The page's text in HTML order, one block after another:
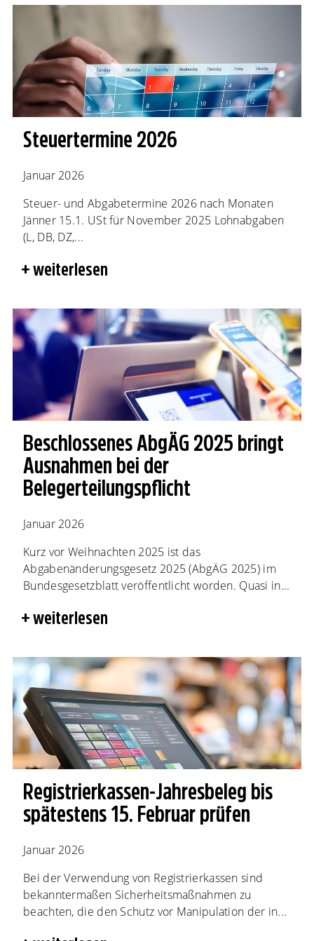
Steuertermine 2026
Januar 2026
Steuer- und Abgabetermine 2026 nach Monaten
Jänner 15.1. USt für November 2025 Lohnabgaben
(L, DB, DZ,...
weiterlesen
Beschlossenes AbgÄG 2025 bringt
Ausnahmen bei der
Belegerteilungspflicht
Januar 2026
Kurz vor Weihnachten 2025 ist das
Abgabenänderungsgesetz 2025 (AbgÄG 2025) im
Bundesgesetzblatt veröffentlicht worden. Quasi in...
weiterlesen
Registrierkassen-Jahresbeleg bis
spätestens 15. Februar prüfen
Januar 2026
Bei der Verwendung von Registrierkassen sind
bekanntermaßen Sicherheitsmaßnahmen zu
beachten, die den Schutz vor Manipulation der in...